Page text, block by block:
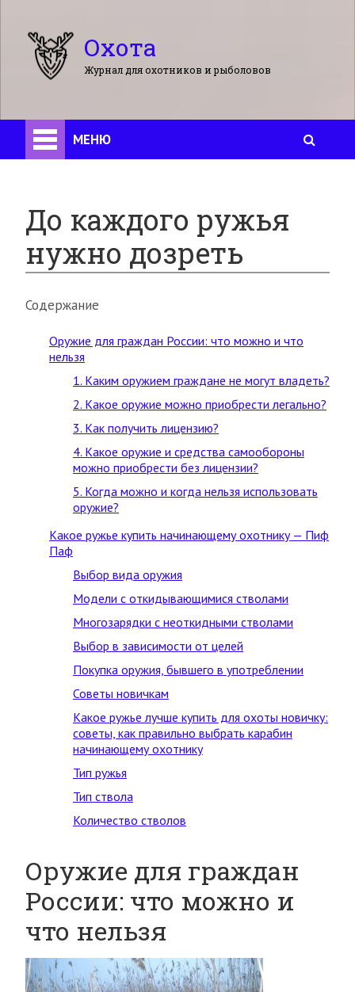
Охота
Журнал для охотников и рыболовов
МЕНЮ
До каждого ружья
нужно дозреть
Содержание
Оружие для граждан России: что можно и что
нельзя
1. Каким оружием граждане не могут владеть?
2. Какое оружие можно приобрести легально?
3. Как получить лицензию?
4. Какое оружие и средства самообороны
можно приобрести без лицензии?
5. Когда можно и когда нельзя использовать
оружие?
Какое ружье купить начинающему охотнику — Пиф
Паф
Выбор вида оружия
Модели с откидывающимися стволами
Многозарядки с неоткидными стволами
Выбор в зависимости от целей
Покупка оружия, бывшего в употреблении
Советы новичкам
Какое ружье лучше купить для охоты новичку:
советы, как правильно выбрать карабин
начинающему охотнику
Тип ружья
Тип ствола
Количество стволов
Оружие для граждан
России: что можно и
что нельзя